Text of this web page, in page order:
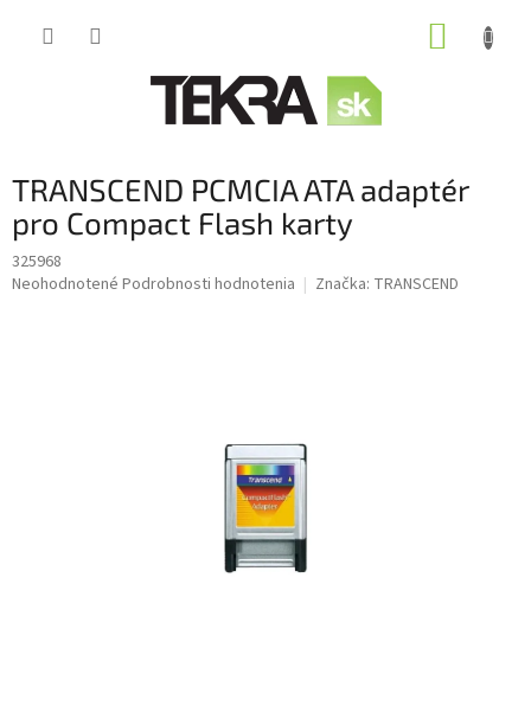
TRANSCEND PCMCIA ATA adaptér
pro Compact Flash karty
325968
Priemerné
Neohodnotené Podrobnosti hodnotenia Značka: TRANSCEND